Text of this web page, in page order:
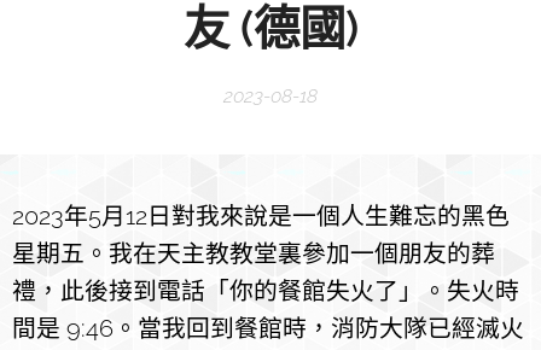
友 (德國)
2023-08-18
2023年5月12日對我來說是一個人生難忘的黑色
星期五。我在天主教教堂裏參加一個朋友的葬
禮，此後接到電話「你的餐館失火了」。失火時
間是 9:46。當我回到餐館時，消防大隊已經滅火